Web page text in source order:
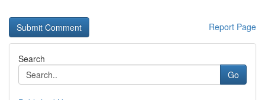
Report Page
Search
Go